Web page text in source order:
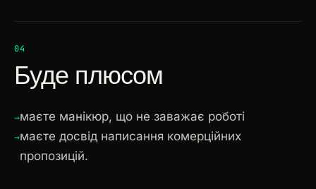
04
Буде плюсом
маєте манікюр, що не заважає роботі
маєте досвід написання комерційних
пропозицій.